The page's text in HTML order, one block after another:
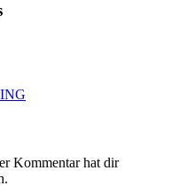
Kommentar hat dir